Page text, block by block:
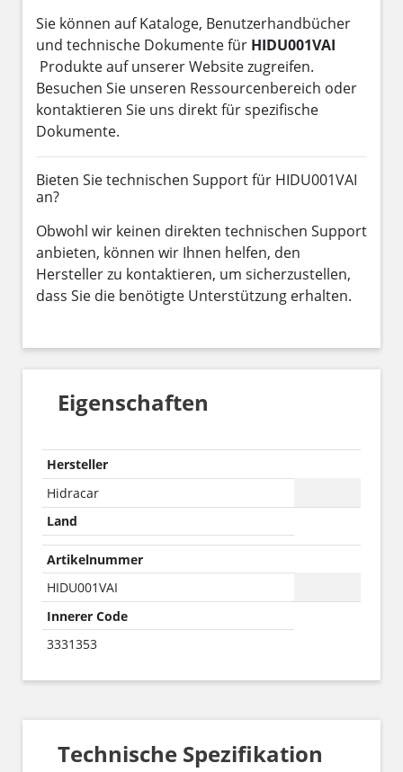
Sie können auf Kataloge, Benutzerhandbücher
und technische Dokumente für HIDU001VAI
Produkte auf unserer Website zugreifen.
Besuchen Sie unseren Ressourcenbereich oder
kontaktieren Sie uns direkt für spezifische
Dokumente.
Bieten Sie technischen Support für HIDU001VAI
an?
Obwohl wir keinen direkten technischen Support
anbieten, können wir Ihnen helfen, den
Hersteller zu kontaktieren, um sicherzustellen,
dass Sie die benötigte Unterstützung erhalten.
Eigenschaften
Hersteller
Hidracar
Land
Artikelnummer
HIDU001VAI
Innerer Code
3331353
Technische Spezifikation